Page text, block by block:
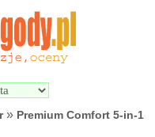
» Premium Comfort 5-in-1